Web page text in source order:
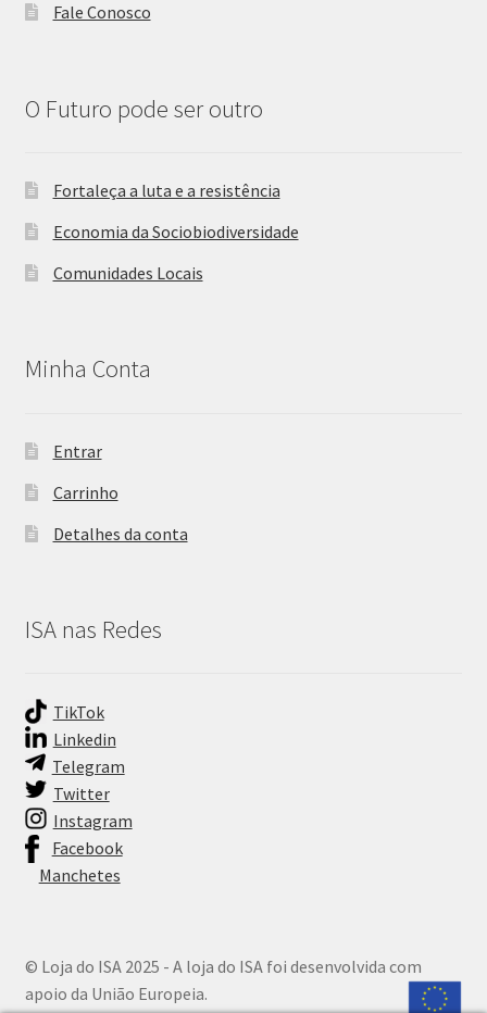
Fale Conosco
O Futuro pode ser outro
Fortaleça a luta e a resistência
Economia da Sociobiodiversidade
Comunidades Locais
Minha Conta
Entrar
Carrinho
Detalhes da conta
ISA nas Redes
TikTok
Linkedin
Telegram
Twitter
Instagram
Facebook
Manchetes
© Loja do ISA 2025 - A loja do ISA foi desenvolvida com
apoio da União Europeia.